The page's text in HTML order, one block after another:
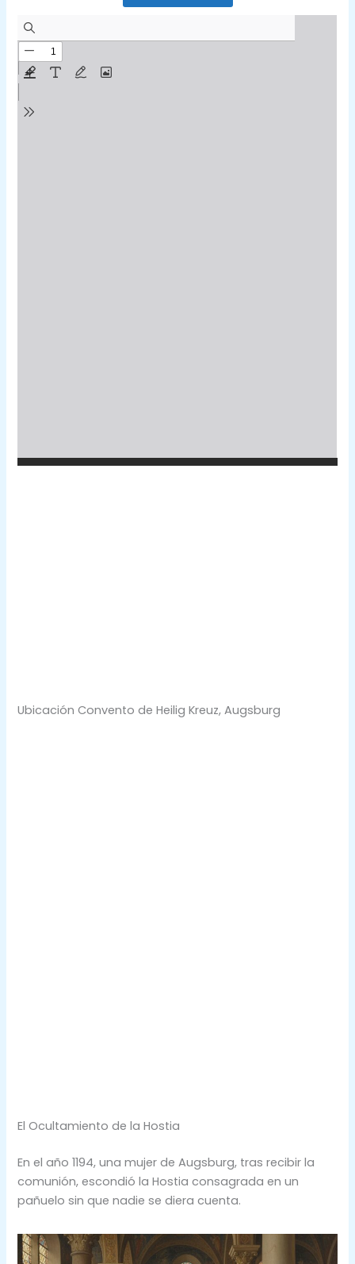
Ubicación Convento de Heilig Kreuz, Augsburg
El Ocultamiento de la Hostia
En el año 1194, una mujer de Augsburg, tras recibir la
comunión, escondió la Hostia consagrada en un
pañuelo sin que nadie se diera cuenta.